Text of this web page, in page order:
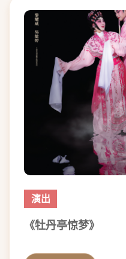
演出
《牡丹亭惊梦》